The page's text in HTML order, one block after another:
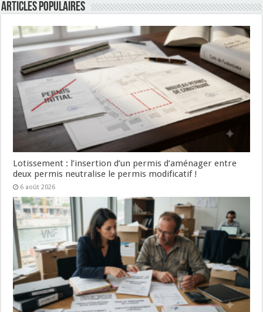
Articles populaires
Lotissement : l’insertion d’un permis d’aménager entre
deux permis neutralise le permis modificatif !
6 août 2026